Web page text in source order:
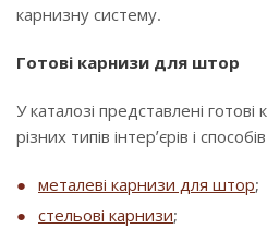
карнизну систему.
Готові карнизи для штор
У каталозі представлені
різних типів інтер’єрів і
металеві карнизи для штор;
стельові карнизи;